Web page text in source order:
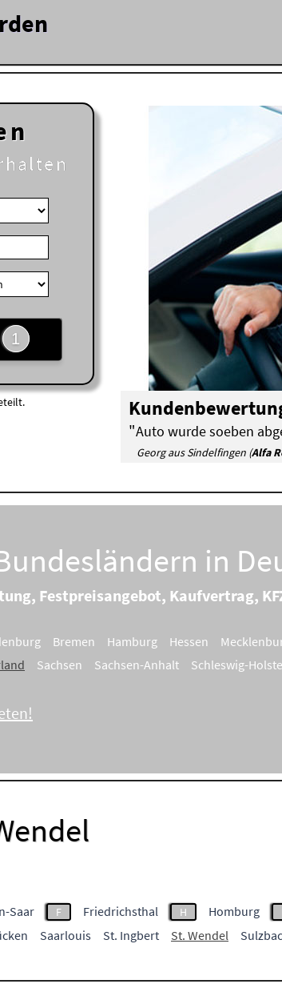
1
"Auto wurde soeben
Georg aus Sindelfingen (Alfa
in
Festpreisangebot, Kaufvertrag,
Bremen Hamburg Hessen
Sachsen Sachsen-Anhalt Schleswig-
Saar F Friedrichsthal H Homburg
Saarlouis St. Ingbert St. Wendel